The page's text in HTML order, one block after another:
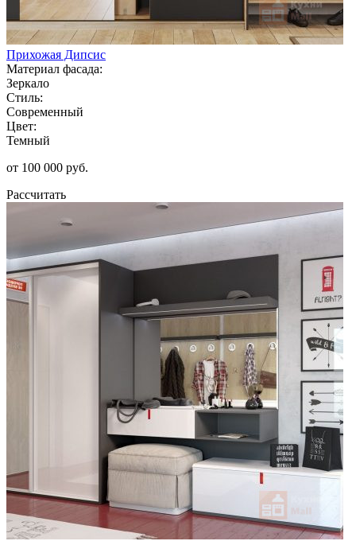
Прихожая Дипсис
Материал фасада:
Зеркало
Стиль:
Современный
Цвет:
Темный
от 100 000 руб.
Рассчитать